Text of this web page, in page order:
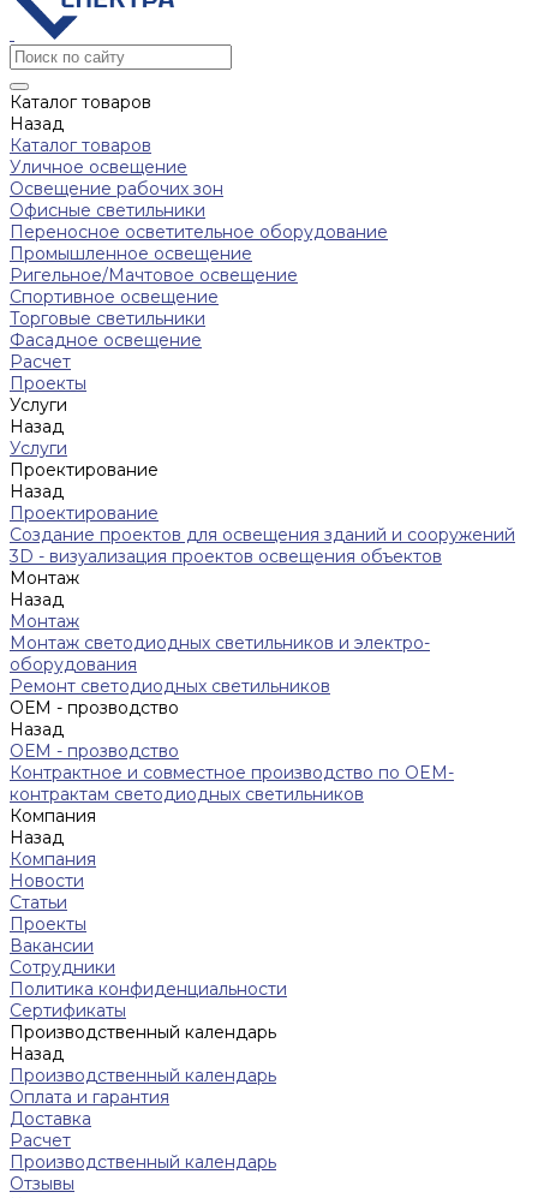
Каталог товаров
Назад
Каталог товаров
Уличное освещение
Освещение рабочих зон
Офисные светильники
Переносное осветительное оборудование
Промышленное освещение
Ригельное/Мачтовое освещение
Спортивное освещение
Торговые светильники
Фасадное освещение
Расчет
Проекты
Услуги
Назад
Услуги
Проектирование
Назад
Проектирование
Создание проектов для освещения зданий и сооружений
3D - визуализация проектов освещения объектов
Монтаж
Назад
Монтаж
Монтаж светодиодных светильников и электро-
оборудования
Ремонт светодиодных светильников
ОЕМ - прозводство
Назад
ОЕМ - прозводство
Контрактное и совместное производство по OEM-
контрактам светодиодных светильников
Компания
Назад
Компания
Новости
Статьи
Проекты
Вакансии
Сотрудники
Политика конфиденциальности
Сертификаты
Производственный календарь
Назад
Производственный календарь
Оплата и гарантия
Доставка
Расчет
Производственный календарь
Отзывы